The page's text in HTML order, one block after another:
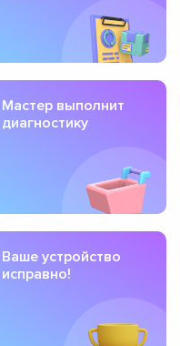
Мастер выполнит
диагностику
Ваше устройство
исправно!